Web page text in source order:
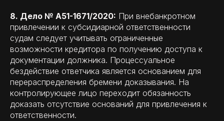
8. Дело № А51-1671/2020: При внебанкротном
привлечении к субсидиарной ответственности
судам следует учитывать ограниченные
возможности кредитора по получению доступа к
документации должника. Процессуальное
бездействие ответчика является основанием для
перераспределения бремени доказывания. На
контролирующее лицо переходит обязанность
доказать отсутствие оснований для привлечения к
ответственности.